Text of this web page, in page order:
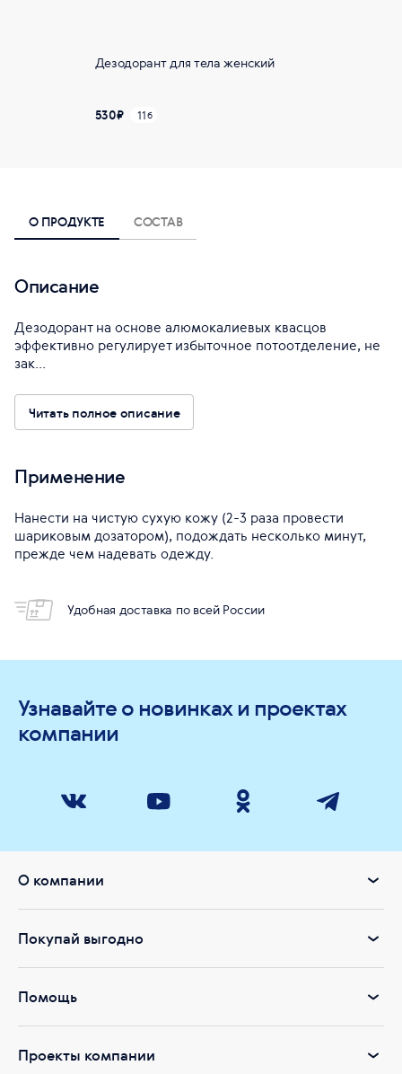
Дезодорант для тела женский
530₽ 11б
О ПРОДУКТЕ СОСТАВ
Описание
Дезодорант на основе алюмокалиевых квасцов
эффективно регулирует избыточное потоотделение, не
зак...
Читать полное описание
Применение
Нанести на чистую сухую кожу (2-3 раза провести
шариковым дозатором), подождать несколько минут,
прежде чем надевать одежду.
Удобная доставка по всей России
Узнавайте о новинках и проектах
компании
О компании
Покупай выгодно
Помощь
Проекты компании